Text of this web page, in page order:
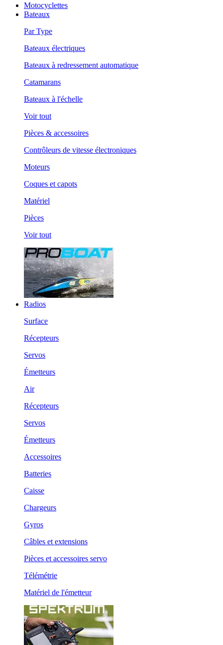
Motocyclettes
Bateaux
Par Type
Bateaux électriques
Bateaux à redressement automatique
Catamarans
Bateaux à l'échelle
Voir tout
Pièces & accessoires
Contrôleurs de vitesse électroniques
Moteurs
Coques et capots
Matériel
Pièces
Voir tout
Radios
Surface
Récepteurs
Servos
Émetteurs
Air
Récepteurs
Servos
Émetteurs
Accessoires
Batteries
Caisse
Chargeurs
Gyros
Câbles et extensions
Pièces et accessoires servo
Télémétrie
Matériel de l'émetteur